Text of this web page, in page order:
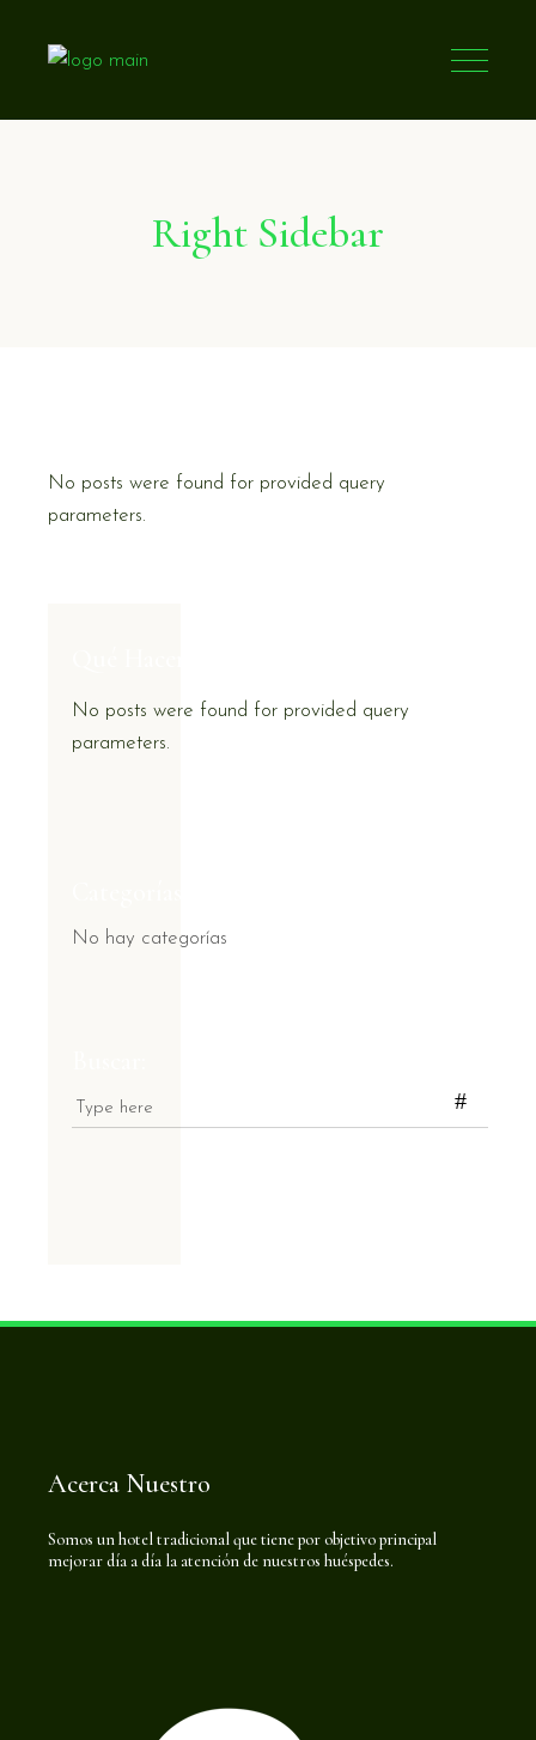
Right Sidebar
No posts were found for provided query
parameters.
No posts were found for provided query
parameters.
No hay categorías
Acerca Nuestro
Somos un hotel tradicional que tiene por objetivo principal
mejorar día a día la atención de nuestros huéspedes.